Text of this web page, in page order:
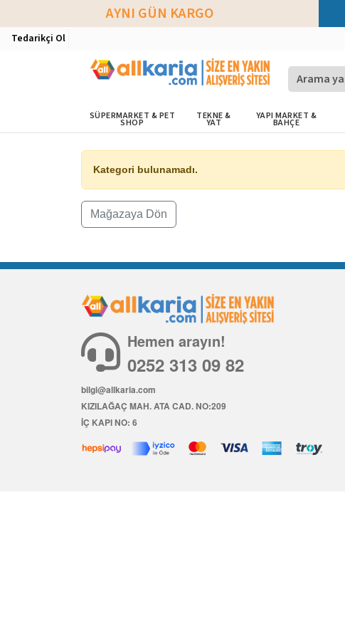
AYNI GÜN KARGO
Tedarikçi Ol
SÜPERMARKET & PET
SHOP
TEKNE &
YAT
YAPI MARKET &
BAHÇE
Kategori bulunamadı.
Mağazaya Dön
Hemen arayın!
0252 313 09 82
bilgi@allkaria.com
KIZILAĞAÇ MAH. ATA CAD. NO:209
İÇ KAPI NO: 6